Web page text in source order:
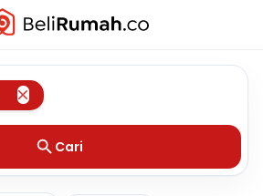
, Jakarta Selatan
Cari